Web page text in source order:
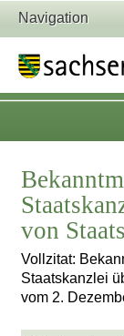
Navigation
von
Vollzitat:
Staatskanzlei
vom 2.